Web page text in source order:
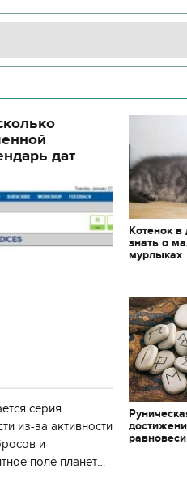
дат
серия
из-за активности
и
поле планеты.
Котенок
знать о
мурлыках
12
в